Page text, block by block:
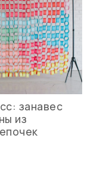
занавес
из